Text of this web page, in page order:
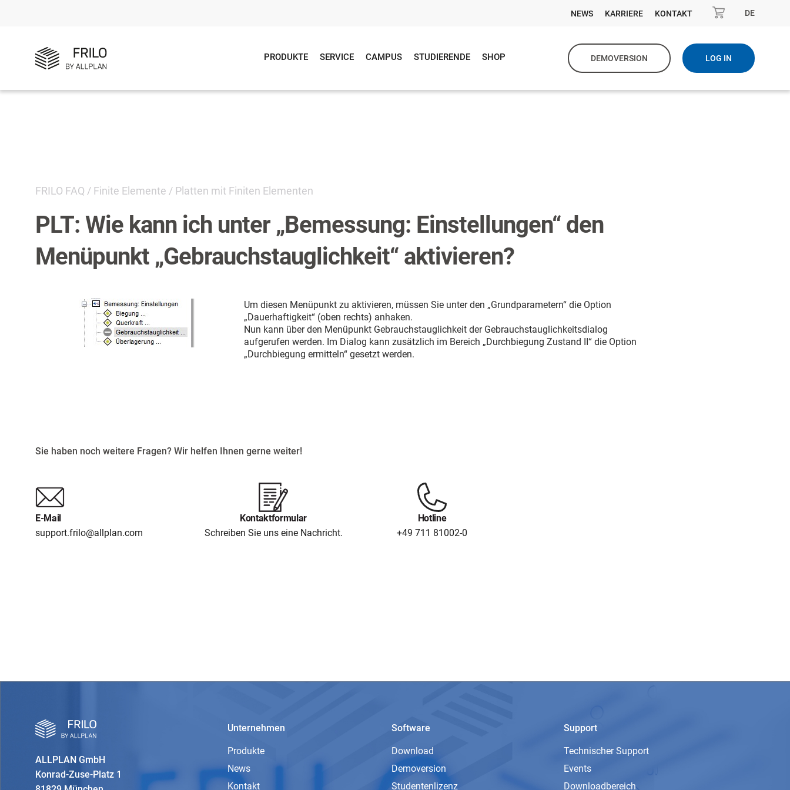
NEWS KARRIERE KONTAKT DE
PRODUKTE SERVICE CAMPUS STUDIERENDE SHOP DEMOVERSION LOG IN
FRILO FAQ / Finite Elemente / Platten mit Finiten Elementen
PLT: Wie kann ich unter „Bemessung: Einstellungen“ den
Menüpunkt „Gebrauchstauglichkeit“ aktivieren?
Um diesen Menüpunkt zu aktivieren, müssen Sie unter den „Grundparametern“ die Option
„Dauerhaftigkeit“ (oben rechts) anhaken.
Nun kann über den Menüpunkt Gebrauchstauglichkeit der Gebrauchstauglichkeitsdialog
aufgerufen werden. Im Dialog kann zusätzlich im Bereich „Durchbiegung Zustand II“ die Option
„Durchbiegung ermitteln“ gesetzt werden.
Sie haben noch weitere Fragen? Wir helfen Ihnen gerne weiter!
E-Mail
support.frilo@allplan.com
Kontaktformular
Schreiben Sie uns eine Nachricht.
Hotline
+49 711 81002-0
ALLPLAN GmbH
Konrad-Zuse-Platz 1
Unternehmen
Produkte
News
Kontakt
Software
Download
Demoversion
Studentenlizenz
Support
Technischer Support
Events
Downloadbereich